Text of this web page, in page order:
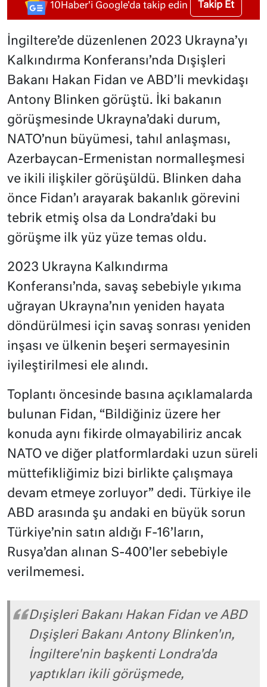
10Haber'i Google'da takip edin Takip Et
İngiltere’de düzenlenen 2023 Ukrayna’yı
Kalkındırma Konferansı’nda Dışişleri
Bakanı Hakan Fidan ve ABD’li mevkidaşı
Antony Blinken görüştü. İki bakanın
görüşmesinde Ukrayna’daki durum,
NATO’nun büyümesi, tahıl anlaşması,
Azerbaycan-Ermenistan normalleşmesi
ve ikili ilişkiler görüşüldü. Blinken daha
önce Fidan’ı arayarak bakanlık görevini
tebrik etmiş olsa da Londra’daki bu
görüşme ilk yüz yüze temas oldu.
2023 Ukrayna Kalkındırma
Konferansı’nda, savaş sebebiyle yıkıma
uğrayan Ukrayna’nın yeniden hayata
döndürülmesi için savaş sonrası yeniden
inşası ve ülkenin beşeri sermayesinin
iyileştirilmesi ele alındı.
Toplantı öncesinde basına açıklamalarda
bulunan Fidan, “Bildiğiniz üzere her
konuda aynı fikirde olmayabiliriz ancak
NATO ve diğer platformlardaki uzun süreli
müttefikliğimiz bizi birlikte çalışmaya
devam etmeye zorluyor” dedi. Türkiye ile
ABD arasında şu andaki en büyük sorun
Türkiye’nin satın aldığı F-16’ların,
Rusya’dan alınan S-400’ler sebebiyle
verilmemesi.
Dışişleri Bakanı Hakan Fidan ve ABD
Dışişleri Bakanı Antony Blinken'ın,
İngiltere'nin başkenti Londra'da
yaptıkları ikili görüşmede,